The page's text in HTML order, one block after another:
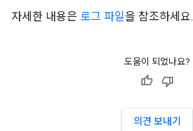
자세한 내용은 로그 파일을 참조하세요.
도움이 되었나요?
의견 보내기